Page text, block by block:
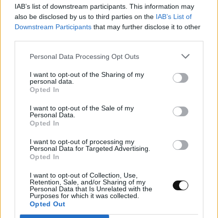
IAB’s list of downstream participants. This information may
also be disclosed by us to third parties on the IAB’s List of
Downstream Participants that may further disclose it to other
Personal Data Processing Opt Outs
I want to opt-out of the Sharing of my
personal data.
Opted In
I want to opt-out of the Sale of my
Personal Data.
Opted In
I want to opt-out of processing my
Personal Data for Targeted Advertising.
Opted In
I want to opt-out of Collection, Use,
Retention, Sale, and/or Sharing of my
Personal Data that Is Unrelated with the
Purposes for which it was collected.
Opted Out
Ψεύτικα PDF και εφαρμογές συνομιλίας
εργαλεία κατασκοπείας
ΤΕΧΝΟΛΟΓΊΑ 09:00, 09/08/2026